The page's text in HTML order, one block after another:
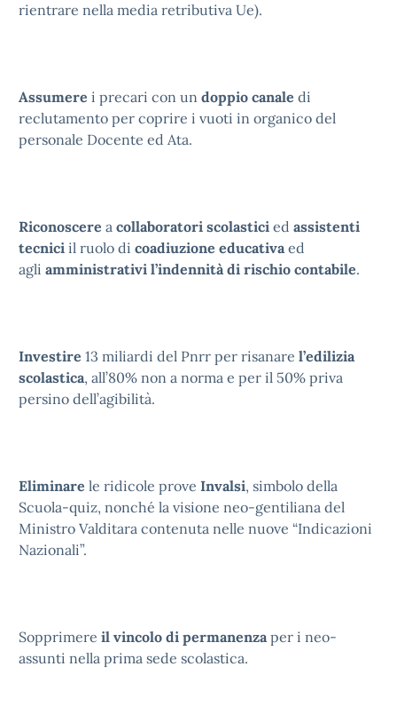
rientrare nella media retributiva Ue).
Assumere i precari con un doppio canale di
reclutamento per coprire i vuoti in organico del
personale Docente ed Ata.
Riconoscere a collaboratori scolastici ed assistenti
tecnici il ruolo di coadiuzione educativaed
agli amministrativi l’indennità di rischio contabile.
Investire 13 miliardi del Pnrr per risanare l’edilizia
scolastica, all’80% non a norma e per il 50% priva
persino dell’agibilità.
Eliminare le ridicole prove Invalsi, simbolo della
Scuola-quiz, nonché la visione neo-gentiliana del
Ministro Valditara contenuta nelle nuove “Indicazioni
Nazionali”.
Sopprimere il vincolo di permanenzaper i neo-
assunti nella prima sede scolastica.